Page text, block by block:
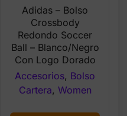
price
was:
$79.89.$69.99.
Adidas – Bolso
Crossbody
Redondo Soccer
Ball – Blanco/Negro
Con Logo Dorado
Accesorios, Bolso
Cartera, Women